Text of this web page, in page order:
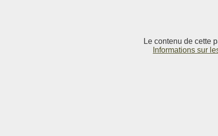
Le contenu de cette
Informations sur